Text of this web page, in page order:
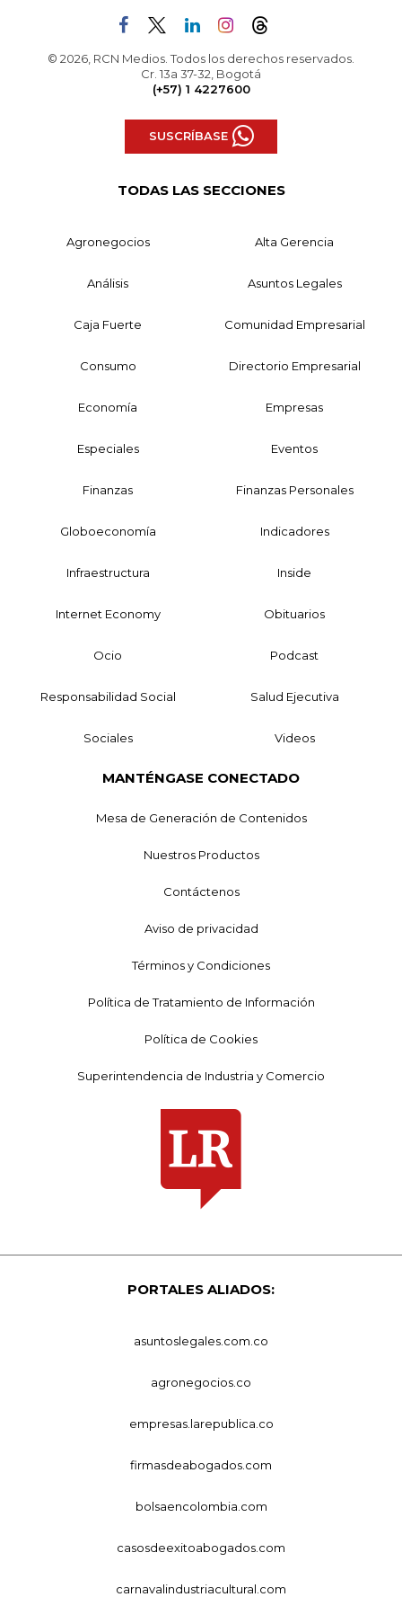
© 2026, RCN Medios. Todos los derechos reservados.
Cr. 13a 37-32, Bogotá
(+57) 1 4227600
SUSCRÍBASE
TODAS LAS SECCIONES
Agronegocios Alta Gerencia
Análisis Asuntos Legales
Caja Fuerte Comunidad Empresarial
Consumo Directorio Empresarial
Economía Empresas
Especiales Eventos
Finanzas Finanzas Personales
Globoeconomía Indicadores
Infraestructura Inside
Internet Economy Obituarios
Ocio Podcast
Responsabilidad Social Salud Ejecutiva
Sociales Videos
MANTÉNGASE CONECTADO
Mesa de Generación de Contenidos
Nuestros Productos
Contáctenos
Aviso de privacidad
Términos y Condiciones
Política de Tratamiento de Información
Política de Cookies
Superintendencia de Industria y Comercio
PORTALES ALIADOS:
asuntoslegales.com.co
agronegocios.co
empresas.larepublica.co
firmasdeabogados.com
bolsaencolombia.com
casosdeexitoabogados.com
carnavalindustriacultural.com